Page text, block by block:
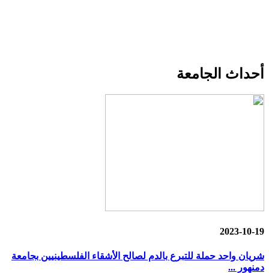
أحداث الجامعة
2023-10-19
شريان واحد حملة للتبرع بالدم لصالح الأشقاء الفلسطينيين بجامعة
دمنهور ...